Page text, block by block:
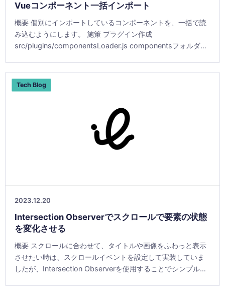
Vueコンポーネント一括インポート
概要 個別にインポートしているコンポーネントを、一括で読
み込むようにします。 施策 プラグイン作成
src/plugins/componentsLoader.js componentsフォルダ内
Tech Blog
2023.12.20
Intersection Observerでスクロールで要素の状態
を変化させる
概要 スクロールに合わせて、タイトルや画像をふわっと表示
させたい時は、スクロールイベントを設定して実装していま
したが、Intersection Observerを使用することでシンプルに